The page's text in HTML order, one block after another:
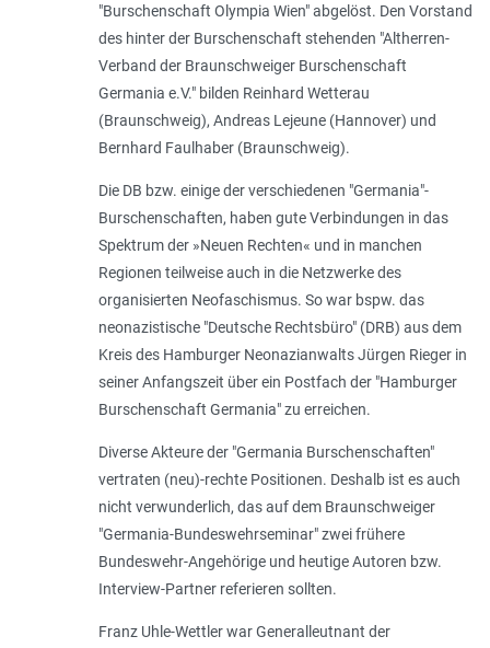
"Burschenschaft Olympia Wien" abgelöst. Den Vorstand
des hinter der Burschenschaft stehenden "Altherren-
Verband der Braunschweiger Burschenschaft
Germania e.V." bilden Reinhard Wetterau
(Braunschweig), Andreas Lejeune (Hannover) und
Bernhard Faulhaber (Braunschweig).
Die DB bzw. einige der verschiedenen "Germania"-
Burschenschaften, haben gute Verbindungen in das
Spektrum der »Neuen Rechten« und in manchen
Regionen teilweise auch in die Netzwerke des
organisierten Neofaschismus. So war bspw. das
neonazistische "Deutsche Rechtsbüro" (DRB) aus dem
Kreis des Hamburger Neonazianwalts Jürgen Rieger in
seiner Anfangszeit über ein Postfach der "Hamburger
Burschenschaft Germania" zu erreichen.
Diverse Akteure der "Germania Burschenschaften"
vertraten (neu)-rechte Positionen. Deshalb ist es auch
nicht verwunderlich, das auf dem Braunschweiger
"Germania-Bundeswehrseminar" zwei frühere
Bundeswehr-Angehörige und heutige Autoren bzw.
Interview-Partner referieren sollten.
Franz Uhle-Wettler war Generalleutnant der